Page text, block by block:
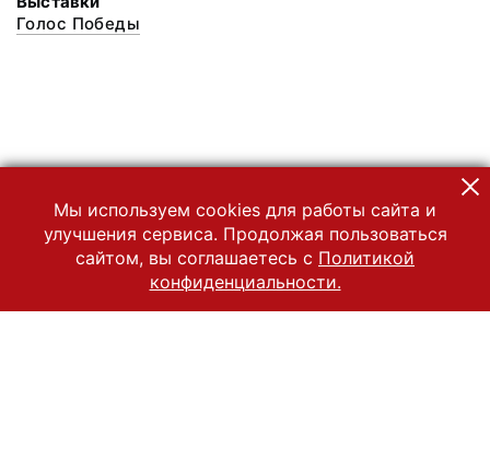
Голос Победы
Мы используем cookies для работы сайта и
улучшения сервиса. Продолжая пользоваться
сайтом, вы соглашаетесь с Политикой
конфиденциальности.